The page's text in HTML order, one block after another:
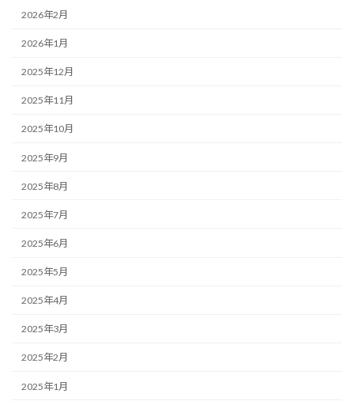
2026年2月
2026年1月
2025年12月
2025年11月
2025年10月
2025年9月
2025年8月
2025年7月
2025年6月
2025年5月
2025年4月
2025年3月
2025年2月
2025年1月